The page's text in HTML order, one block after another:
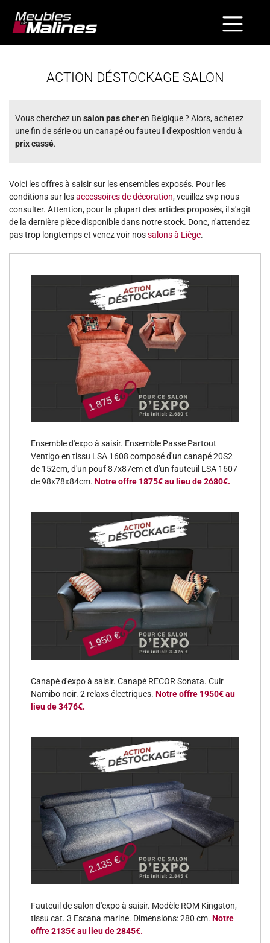
ACTION DÉSTOCKAGE SALON
Vous cherchez unsalon pas cheren Belgique ? Alors, achetez
une fin de série ou un canapé ou fauteuil d'exposition vendu à
prix cassé.
Voici les offres à saisir sur les ensembles exposés. Pour les
conditions sur lesaccessoires de décoration, veuillez svp nous
consulter. Attention, pour la plupart des articles proposés, il s'agit
de la dernière pièce disponible dans notre stock. Donc, n'attendez
pas trop longtemps et venez voir nossalons à Liège.
Ensemble d'expo à saisir. Ensemble Passe Partout
Ventigo en tissu LSA 1608 composé d'un canapé 20S2
de 152cm, d'un pouf 87x87cm et d'un fauteuil LSA 1607
de 98x78x84cm. Notre offre 1875€ au lieu de 2680€.
Canapé d'expo à saisir. Canapé RECOR Sonata. Cuir
Namibo noir. 2 relaxs électriques. Notre offre 1950€ au
lieu de 3476€.
Fauteuil de salon d'expo à saisir. Modèle ROM Kingston,
tissu cat. 3 Escana marine. Dimensions: 280 cm. Notre
offre 2135€ au lieu de 2845€.